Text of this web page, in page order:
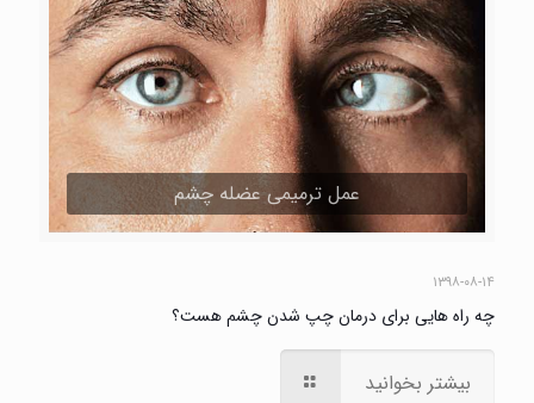
عمل ترمیمی عضله چشم
۱۳۹۸-۰۸-۱۴
چه راه هایی برای درمان چپ شدن چشم هست؟
بیشتر بخوانید